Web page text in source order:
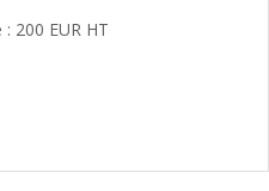
200 EUR HT